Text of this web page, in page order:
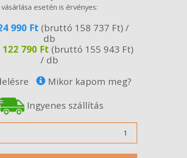
vásárlása esetén is érvényes:
990 Ft (bruttó 158 737 Ft) /
db
122 790 Ft (bruttó 155 943 Ft)
/ db
Mikor kapom meg?
Ingyenes szállítás